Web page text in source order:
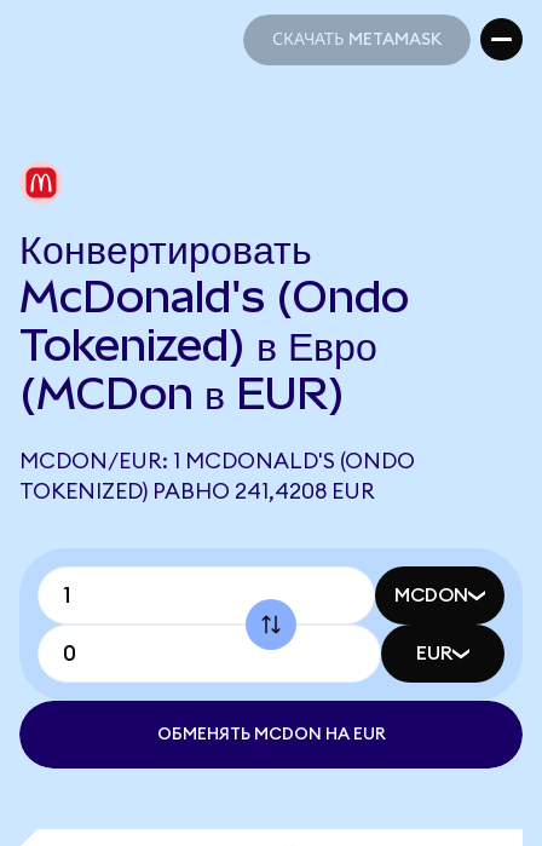
СКАЧАТЬ METAMASK
Конвертировать
McDonald's (Ondo
Tokenized) в Евро
(MCDon в EUR)
MCDON/EUR: 1 MCDONALD'S (ONDO
TOKENIZED) РАВНО 241,4208 EUR
MCDON
EUR
ОБМЕНЯТЬ MCDON НА EUR